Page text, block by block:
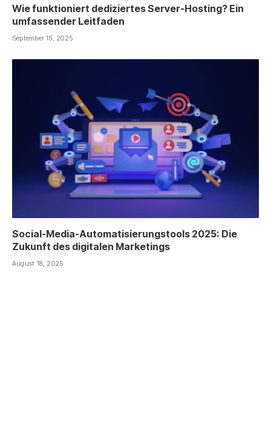
Wie funktioniert dediziertes Server-Hosting? Ein
umfassender Leitfaden
September 15, 2025
Social-Media-Automatisierungstools 2025: Die
Zukunft des digitalen Marketings
August 18, 2025